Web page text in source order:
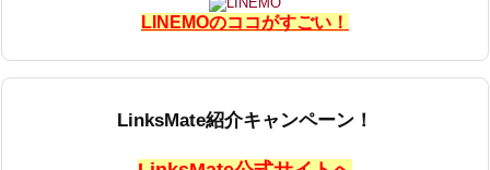
LINEMOのココがすごい！
LinksMate紹介キャンペーン！